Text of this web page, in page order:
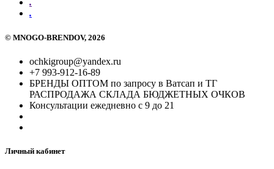
.
.
© MNOGO-BRENDOV, 2026
ochkigroup@yandex.ru
+7 993-912-16-89
БРЕНДЫ ОПТОМ по запросу в Ватсап и ТГ
РАСПРОДАЖА СКЛАДА БЮДЖЕТНЫХ ОЧКОВ
Консультации ежедневно с 9 до 21
Личный кабинет